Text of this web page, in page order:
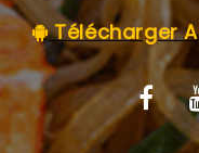
Télécharger